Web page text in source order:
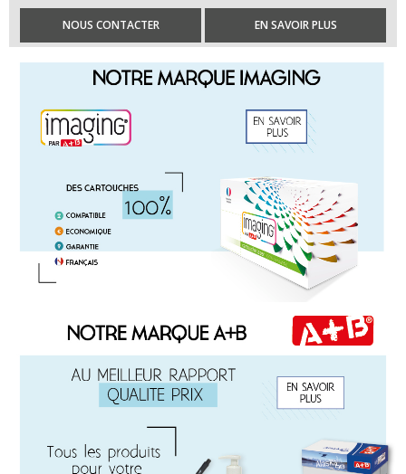
NOUS CONTACTER EN SAVOIR PLUS